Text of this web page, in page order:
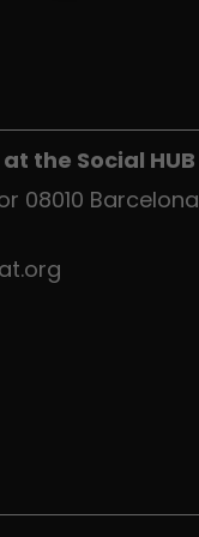
the Social HUB
08010 Barcelona